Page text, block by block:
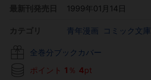
1999年01月14日
青年漫画 コミック文庫
全巻分ブックカバー
ポイント 1 ％ 4pt